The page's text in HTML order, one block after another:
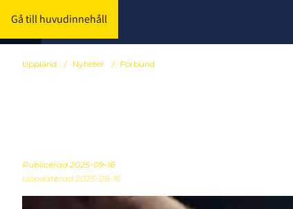
Gå till huvudinnehåll
Uppland / Nyheter / Förbund
Publicerad 2025-09-16
Uppdaterad 2025-09-16